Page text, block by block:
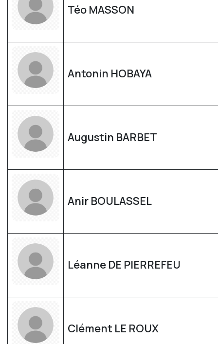
Téo MASSON
Antonin HOBAYA
Augustin BARBET
Anir BOULASSEL
Léanne DE PIERREFEU
Clément LE ROUX